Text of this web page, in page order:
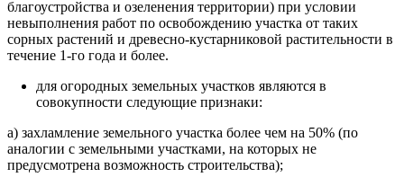
благоустройства и озеленения территории) при условии
невыполнения работ по освобождению участка от таких
сорных растений и древесно-кустарниковой растительности в
течение 1-го года и более.
для огородных земельных участков являются в
совокупности следующие признаки:
а) захламление земельного участка более чем на 50% (по
аналогии с земельными участками, на которых не
предусмотрена возможность строительства);